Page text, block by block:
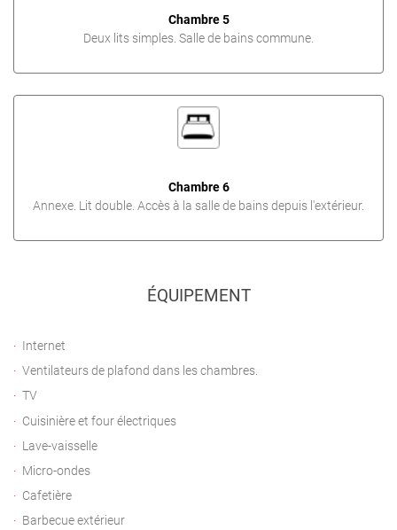
Chambre 5
Deux lits simples. Salle de bains commune.
Chambre 6
Annexe. Lit double. Accès à la salle de bains depuis l'extérieur.
ÉQUIPEMENT
Internet
Ventilateurs de plafond dans les chambres.
TV
Cuisinière et four électriques
Lave-vaisselle
Micro-ondes
Cafetière
Barbecue extérieur